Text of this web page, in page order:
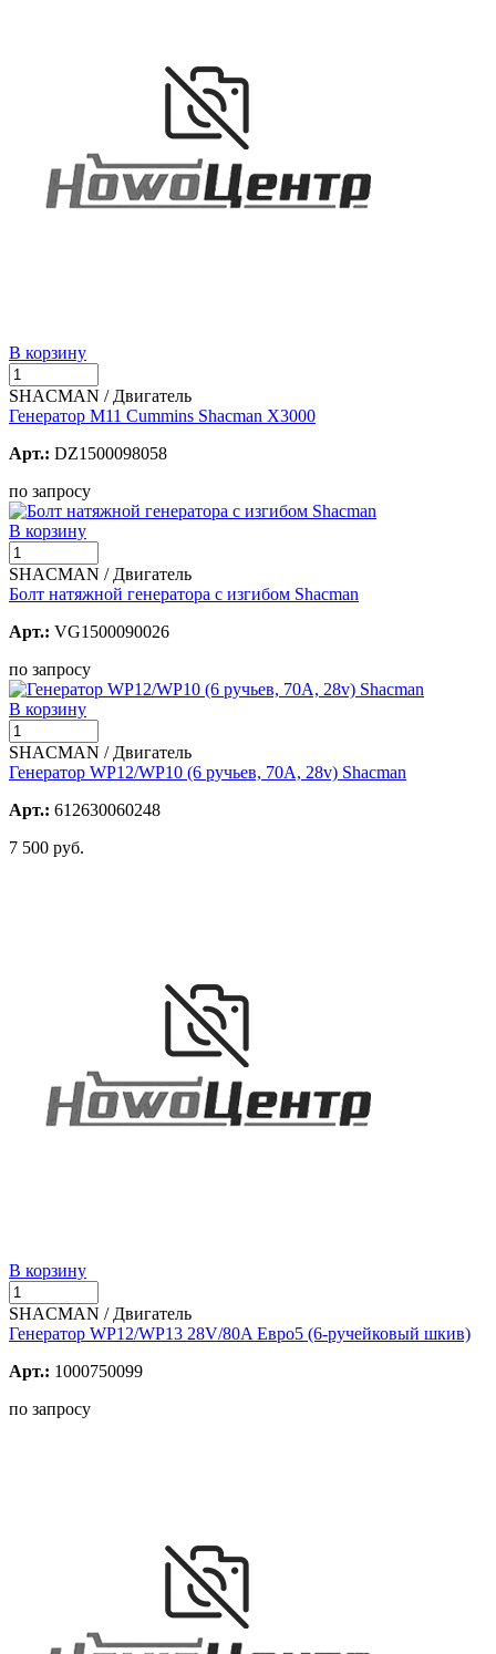
В корзину
SHACMAN / Двигатель
Генератор М11 Cummins Shacman X3000
Арт.: DZ1500098058
по запросу
В корзину
SHACMAN / Двигатель
Болт натяжной генератора с изгибом Shacman
Арт.: VG1500090026
по запросу
В корзину
SHACMAN / Двигатель
Генератор WP12/WP10 (6 ручьев, 70А, 28v) Shacman
Арт.: 612630060248
7 500 руб.
В корзину
SHACMAN / Двигатель
Генератор WP12/WP13 28V/80A Евро5 (6-ручейковый шкив)
Арт.: 1000750099
по запросу